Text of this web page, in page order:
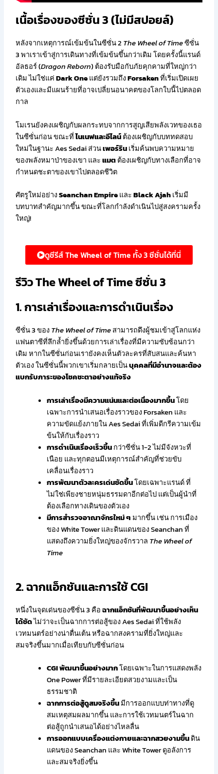
เนื้อเรื่องของซีซั่น 3 (ไม่มีสปอยล์)
หลังจากเหตุการณ์เข้มข้นในซีซั่น 2 The Wheel of Timeซีซั่น
3 พาเราเข้าสู่การเดินทางที่เข้มข้นขึ้นกว่าเดิม โดยครั้งนี้แรนด์
อัลธอร์ (Dragon Reborn) ต้องรับมือกับภัยคุกคามที่ใหญ่กว่า
เดิม ไม่ใช่แค่Dark Oneแต่ยังรวมถึงForsakenที่เริ่มเปิดเผย
ตัวเองและมีแผนร้ายที่อาจเปลี่ยนอนาคตของโลกใบนี้ไปตลอด
กาล
โมเรนยังคงเผชิญกับผลกระทบจากการสูญเสียพลังเวทของเธอ
ในซีซั่นก่อน ขณะที่ไนเนฟและอีไลน์ต้องเผชิญกับบททดสอบ
ใหม่ในฐานะ Aes Sedai ส่วนเพอร์รินเริ่มค้นพบความหมาย
ของพลังหมาป่าของเขา และแมตต้องเผชิญกับทางเลือกที่อาจ
กำหนดชะตาของเขาไปตลอดชีวิต
ศัตรูใหม่อย่างSeanchan EmpireและBlack Ajahเริ่มมี
บทบาทสำคัญมากขึ้น ขณะที่โลกกำลังดำเนินไปสู่สงครามครั้ง
ใหญ่!
ดูซีรีส์ The Wheel of Time ทั้ง 3 ซีซั่นได้ที่นี่
รีวิว The Wheel of Time ซีซั่น 3
1. การเล่าเรื่องและการดำเนินเรื่อง
ซีซั่น 3 ของ The Wheel of Timeสามารถดึงผู้ชมเข้าสู่โลกแห่ง
แฟนตาซีที่ลึกล้ำยิ่งขึ้นด้วยการเล่าเรื่องที่มีความซับซ้อนกว่า
เดิม หากในซีซั่นก่อนเรายังคงเห็นตัวละครที่สับสนและค้นหา
ตัวเอง ในซีซั่นนี้พวกเขาเริ่มกลายเป็นบุคคลที่มีอำนาจและต้อง
แบกรับภาระของโชคชะตาอย่างแท้จริง
การเล่าเรื่องมีความแน่นและต่อเนื่องมากขึ้นโดย
เฉพาะการนำเสนอเรื่องราวของ Forsaken และ
ความขัดแย้งภายใน Aes Sedai ที่เพิ่มดีกรีความเข้ม
ข้นให้กับเรื่องราว
การดำเนินเรื่องเร็วขึ้นกว่าซีซั่น 1-2 ไม่มีจังหวะที่
เนือย และทุกตอนมีเหตุการณ์สำคัญที่ช่วยขับ
เคลื่อนเรื่องราว
การพัฒนาตัวละครเด่นชัดขึ้นโดยเฉพาะแรนด์ ที่
ไม่ใช่เพียงชายหนุ่มธรรมดาอีกต่อไป แต่เป็นผู้นำที่
ต้องเลือกทางเดินของตัวเอง
มีการสำรวจอาณาจักรใหม่ ๆ มากขึ้น เช่น การเมือง
ของ White Tower และดินแดนของ Seanchan ที่
แสดงถึงความยิ่งใหญ่ของจักรวาล The Wheel of
Time
2. ฉากแอ็กชันและการใช้ CGI
หนึ่งในจุดเด่นของซีซั่น 3 คือฉากแอ็กชันที่พัฒนาขึ้นอย่างเห็น
ได้ชัดไม่ว่าจะเป็นฉากการต่อสู้ของ Aes Sedai ที่ใช้พลัง
เวทมนตร์อย่างน่าตื่นเต้น หรือฉากสงครามที่ยิ่งใหญ่และ
สมจริงขึ้นมากเมื่อเทียบกับซีซั่นก่อน
CGI พัฒนาขึ้นอย่างมากโดยเฉพาะในการแสดงพลัง
One Power ที่มีรายละเอียดสวยงามและเป็น
ธรรมชาติ
ฉากการต่อสู้ดูสมจริงขึ้นมีการออกแบบท่าทางที่ดู
สมเหตุสมผลมากขึ้น และการใช้เวทมนตร์ในฉาก
ต่อสู้ถูกนำเสนอได้อย่างไหลลื่น
การออกแบบเครื่องแต่งกายและฉากสวยงามขึ้นดิน
แดนของ Seanchan และ White Tower ดูอลังการ
และสมจริงยิ่งขึ้น